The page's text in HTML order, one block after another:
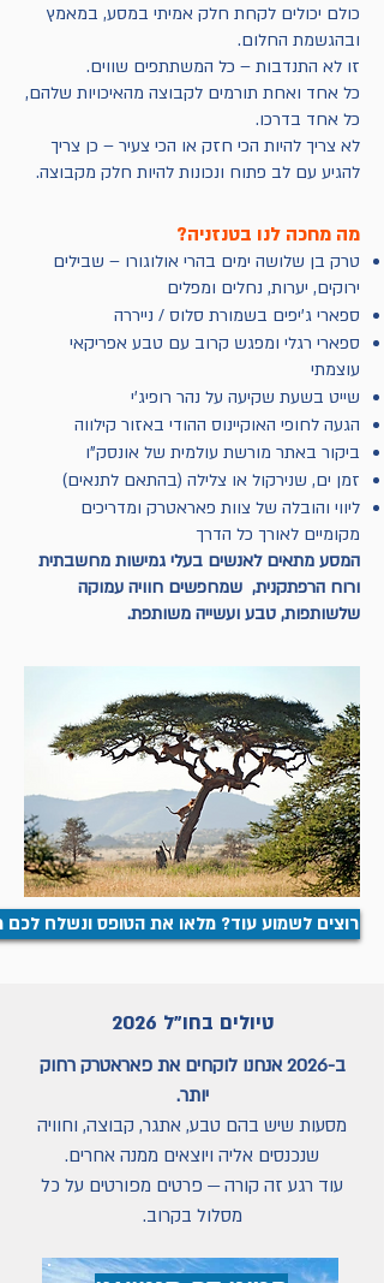
כולם יכולים לקחת חלק אמיתי במסע, במאמץ
ובהגשמת החלום.
זו לא התנדבות – כל המשתתפים שווים.
כל אחד ואחת תורמים לקבוצה מהאיכויות שלהם,
כל אחד בדרכו.
לא צריך להיות הכי חזק או הכי צעיר – כן צריך
להגיע עם לב פתוח ונכונות להיות חלק מקבוצה.
מה מחכה לנו בטנזניה?
טרק בן שלושה ימים בהרי אולוגורו – שבילים
ירוקים, יערות, נחלים ומפלים
ספארי ג'יפים בשמורת סלוס / נייררה
ספארי רגלי ומפגש קרוב עם טבע אפריקאי
עוצמתי
שייט בשעת שקיעה על נהר רופיג'י
הגעה לחופי האוקיינוס ההודי באזור קילווה
ביקור באתר מורשת עולמית של אונסק"ו
זמן ים, שנירקול או צלילה (בהתאם לתנאים)
ליווי והובלה של צוות פאראטרק ומדריכים
מקומיים לאורך כל הדרך
המסע מתאים לאנשים בעלי גמישות מחשבתית
ורוח הרפתקנית, שמחפשים חוויה עמוקה
שלשותפות, טבע ועשייה משותפת.
רוצים לשמוע עוד? מלאו את הטופס ונשלח
טיולים בחו"ל 2026
ב-2026 אנחנו לוקחים את פאראטרק רחוק
יותר.
מסעות שיש בהם טבע, אתגר, קבוצה, וחוויה
שנכנסים אליה ויוצאים ממנה אחרים.
עוד רגע זה קורה — פרטים מפורטים על כל
מסלול בקרוב.